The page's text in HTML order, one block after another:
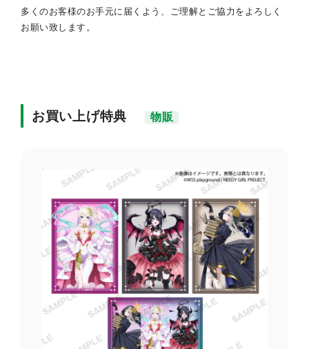
多くのお客様のお手元に届くよう、ご理解とご協力をよろしく
お願い致します。
お買い上げ特典 物販